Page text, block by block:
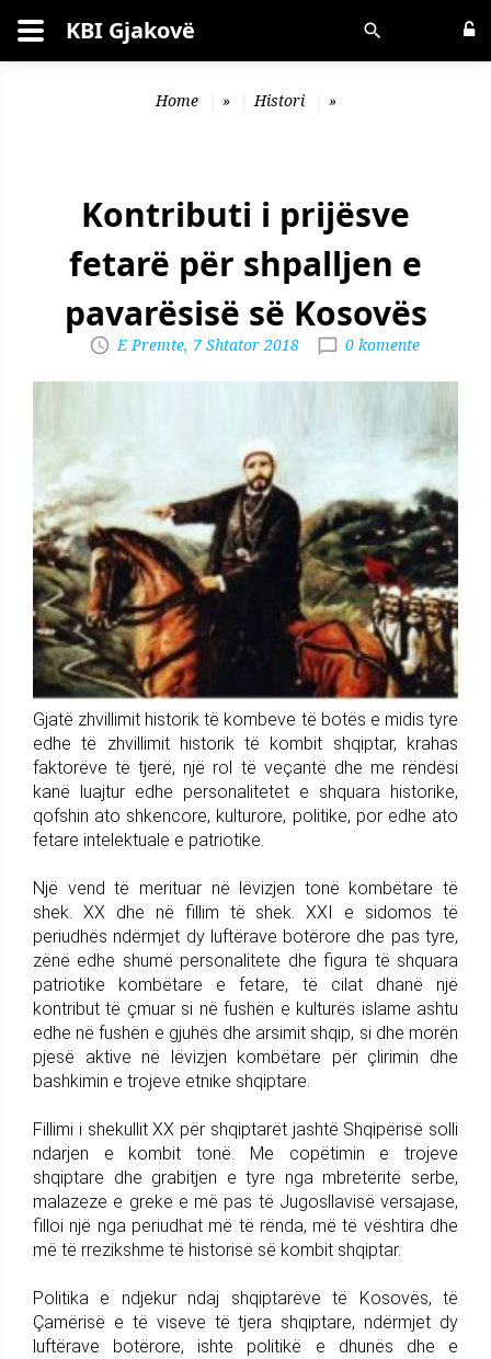
Kërko KBI Gjakovë
Home » Histori »
Kontributi i prijësve
fetarë për shpalljen e
pavarësisë së Kosovës
E Premte, 7 Shtator 2018 0 komente
Gjatë zhvillimit historik të kombeve të botës e midis tyre
edhe të zhvillimit historik të kombit shqiptar, krahas
faktorëve të tjerë, një rol të veçantë dhe me rëndësi
kanë luajtur edhe personalitetet e shquara historike,
qofshin ato shkencore, kulturore, politike, por edhe ato
fetare intelektuale e patriotike.
Një vend të merituar në lëvizjen tonë kombëtare të
shek. XX dhe në fillim të shek. XXI e sidomos të
periudhës ndërmjet dy luftërave botërore dhe pas tyre,
zënë edhe shumë personalitete dhe figura të shquara
patriotike kombëtare e fetare, të cilat dhanë një
kontribut të çmuar si në fushën e kulturës islame ashtu
edhe në fushën e gjuhës dhe arsimit shqip, si dhe morën
pjesë aktive në lëvizjen kombëtare për çlirimin dhe
bashkimin e trojeve etnike shqiptare.
Fillimi i shekullit XX për shqiptarët jashtë Shqipërisë solli
ndarjen e kombit tonë. Me copëtimin e trojeve
shqiptare dhe grabitjen e tyre nga mbretëritë serbe,
malazeze e greke e më pas të Jugosllavisë versajase,
filloi një nga periudhat më të rënda, më të vështira dhe
më të rrezikshme të historisë së kombit shqiptar.
Politika e ndjekur ndaj shqiptarëve të Kosovës, të
Çamërisë e të viseve të tjera shqiptare, ndërmjet dy
luftërave botërore, ishte politikë e dhunës dhe e